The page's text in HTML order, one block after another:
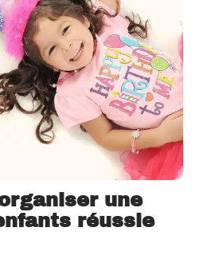
une
réussie